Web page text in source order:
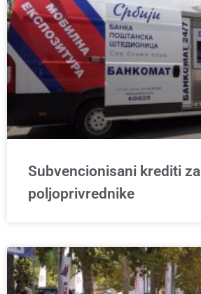
Subvencionisani krediti za
poljoprivrednike